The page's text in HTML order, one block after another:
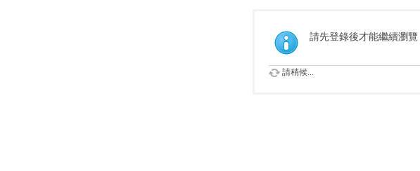
請先登錄後才能繼續瀏覽
請稍候...